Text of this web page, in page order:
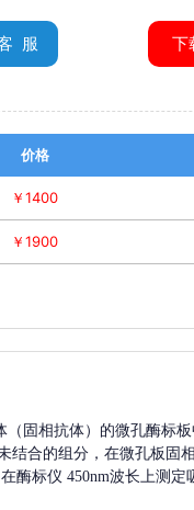
服 下
价格
￥1400
￥1900
（固相抗体）的微孔酶标板
结合的组分，在微孔板固
标仪 450nm波长上测